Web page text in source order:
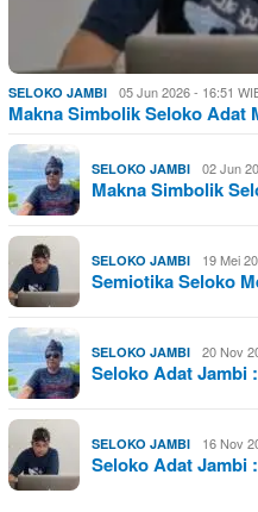
SELOKO JAMBI 05 Jun 2026 - 16:51
Makna Simbolik Seloko Adat
SELOKO JAMBI 02 Jun
Makna Simbolik
SELOKO JAMBI 19 Mei
Semiotika Seloko
SELOKO JAMBI 20 Nov
Seloko Adat Jambi
SELOKO JAMBI 16 Nov
Seloko Adat